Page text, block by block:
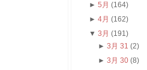
►5月(164)
►4月(162)
▼3月(191)
► 3月 31 (2)
► 3月 30 (8)